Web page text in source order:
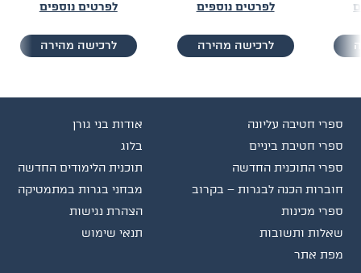
לפרטים נוספים
לרכישה מהירה
לפרטים נוספים
לרכישה מהירה
ספרי חטיבה עליונה
ספרי חטיבת ביניים
ספרי התוכנית החדשה
חוברות הכנה לבגרות – בקרוב
ספרי מכינות
שאלות ותשובות
מפת אתר
אודות בני גורן
בלוג
תוכנית הלימודים החדשה
מבחני בגרות במתמטיקה
הצהרת נגישות
תנאי שימוש